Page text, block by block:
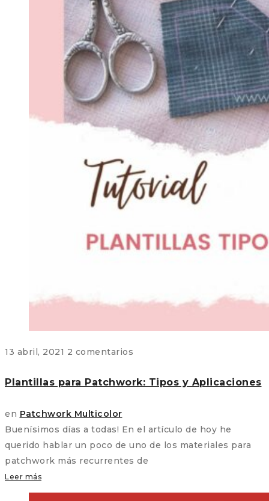
13 abril, 2021 2 comentarios
Plantillas para Patchwork: Tipos y Aplicaciones
en Patchwork Multicolor
Buenísimos días a todas! En el artículo de hoy he
querido hablar un poco de uno de los materiales para
patchwork más recurrentes de
Leer más